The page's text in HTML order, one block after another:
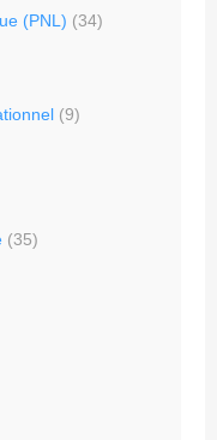
(PNL) (34)
(9)
(35)